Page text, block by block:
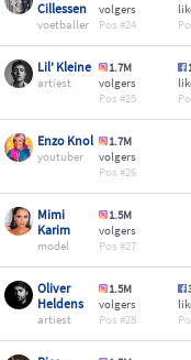
Cillessen
voetballer
volgers
24
Lil' Kleine
artiest
1.7M
volgers
25
Enzo Knol
youtuber
1.7M
volgers
26
Mimi
Karim
model
1.5M
volgers
27
Oliver
Heldens
artiest
1.5M
volgers
28